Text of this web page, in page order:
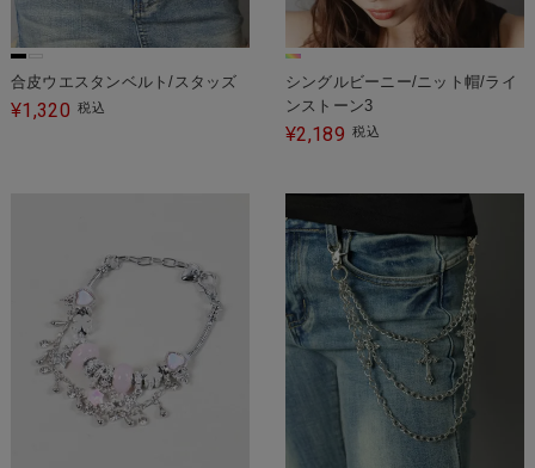
合皮ウエスタンベルト/スタッズ
¥1,320 税込
シングルビーニー/ニット帽/ライ
ンストーン3
¥2,189 税込